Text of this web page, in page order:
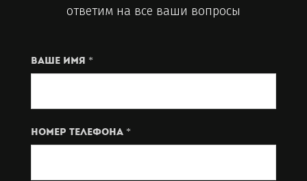
ответим на все ваши вопросы
Ваше имя *
Номер телефона *